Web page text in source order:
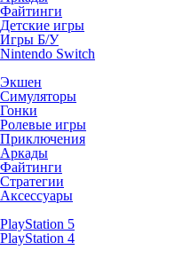
Файтинги
Детские игры
Игры Б/У
Nintendo Switch
Экшен
Симуляторы
Гонки
Ролевые игры
Приключения
Аркады
Файтинги
Стратегии
Аксессуары
PlayStation 5
PlayStation 4